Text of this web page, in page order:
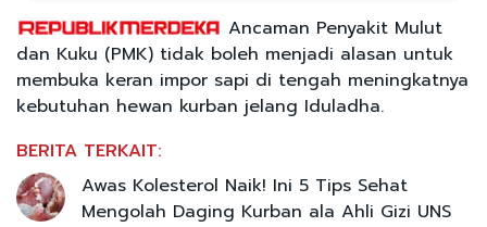
Ancaman Penyakit Mulut
dan Kuku (PMK) tidak boleh menjadi alasan untuk
membuka keran impor sapi di tengah meningkatnya
kebutuhan hewan kurban jelang Iduladha.
BERITA TERKAIT:
Awas Kolesterol Naik! Ini 5 Tips Sehat
Mengolah Daging Kurban ala Ahli Gizi UNS